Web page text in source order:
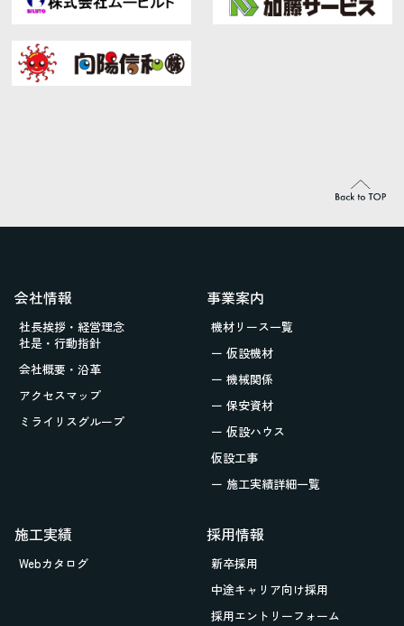
会社情報
社長挨拶・経営理念
社是・行動指針
会社概要・沿革
アクセスマップ
ミライリスグループ
事業案内
機材リース一覧
ー 仮設機材
ー 機械関係
ー 保安資材
ー 仮設ハウス
仮設工事
ー 施工実績詳細一覧
施工実績
Webカタログ
採用情報
新卒採用
中途キャリア向け採用
採用エントリーフォーム